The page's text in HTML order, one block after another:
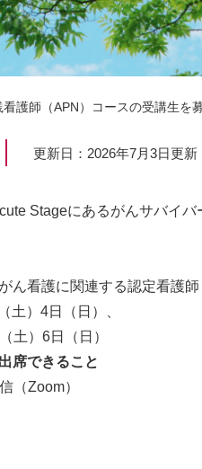
護師（APN）コースの受講生を
更新日：2026年7月3日更新
Stageにあるがんサバイバ
看護に関連する認定看護師
土）4日（日）、
）6日（日）
ること
（Zoom）